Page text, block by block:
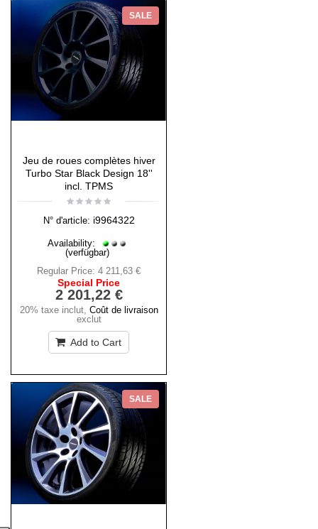
SALE
Jeu de roues complètes hiver
Turbo Star Black Design 18''
incl. TPMS
N° d'article: i9964322
Availability:
(verfügbar)
Regular Price: 4 211,63 €
Special Price
2 201,22 €
20% taxe inclut, Coût de livraison
exclut
Add to Cart
SALE